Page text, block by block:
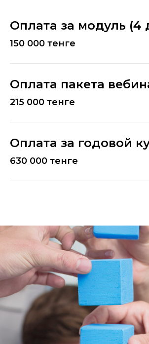
Оплата за модуль (4
150 000 тенге
Оплата пакета
215 000 тенге
Оплата за годовой
630 000 тенге